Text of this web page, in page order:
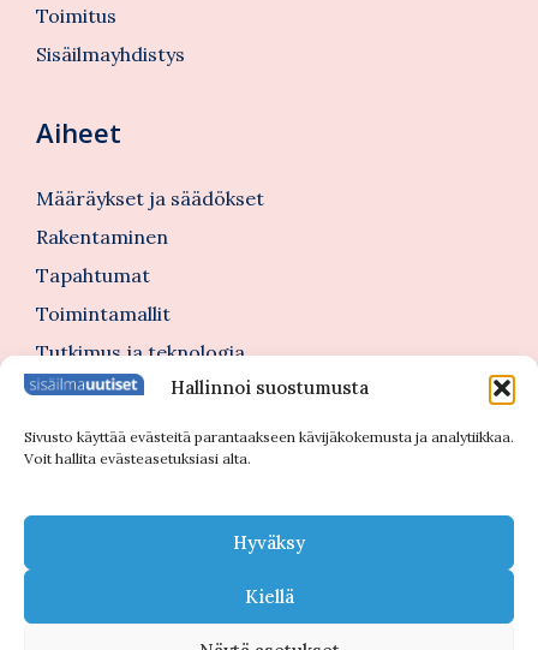
Hallinnoi suostumusta
Sivusto käyttää evästeitä parantaakseen kävijäkokemusta ja analytiikkaa.
Voit hallita evästeasetuksiasi alta.
Hyväksy
Kiellä
Toimitus
Sisäilmayhdistys
Aiheet
Määräykset ja säädökset
Rakentaminen
Tapahtumat
Toimintamallit
Tutkimus ja teknologia
Tutustu myös